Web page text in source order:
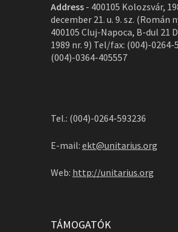
Address - 400105 Kolozsvár,
december 21. u. 9. sz. (Román
400105 Cluj-Napoca, B-dul 21
1989 nr. 9) Tel/fax: (004)-0264-
(004)-0364-405557
Tel.: (004)-0264-593236
E-mail: ekt@unitarius.org
Web: http://unitarius.org
TÁMOGATÓK